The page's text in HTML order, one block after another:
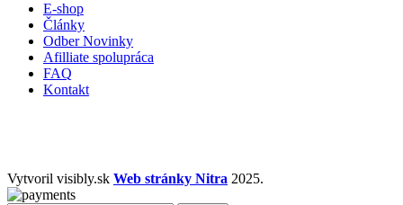
E-shop
Články
Odber Novinky
Afilliate spolupráca
FAQ
Kontakt
Vytvoril visibly.sk Web stránky Nitra 2025.